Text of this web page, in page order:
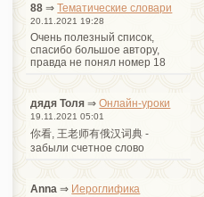
88 ⇒Тематические словари
20.11.2021 19:28
Очень полезный список,
спасибо большое автору,
правда не понял номер 18
дядя Толя ⇒Онлайн-уроки
19.11.2021 05:01
你看, 王老师有俄汉词典 -
забыли счетное слово
Anna ⇒ Иероглифика